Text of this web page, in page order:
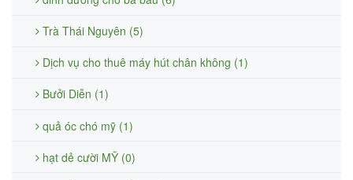
Trà Thái Nguyên (5)
Dịch vụ cho thuê máy hút chân không (1)
Bưởi Diễn (1)
quả óc chó mỹ (1)
hạt dẻ cười MỸ (0)